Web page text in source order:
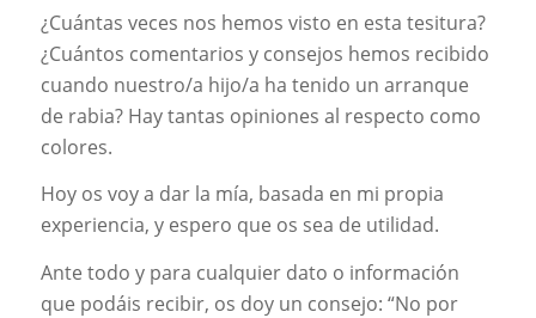
¿Cuántas veces nos hemos visto en esta tesitura?
¿Cuántos comentarios y consejos hemos recibido
cuando nuestro/a hijo/a ha tenido un arranque
de rabia? Hay tantas opiniones al respecto como
colores.
Hoy os voy a dar la mía, basada en mi propia
experiencia, y espero que os sea de utilidad.
Ante todo y para cualquier dato o información
que podáis recibir, os doy un consejo: “No por